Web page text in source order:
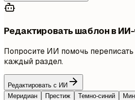
Редактировать шаблон в
Попросите ИИ помочь переписать
каждый раздел.
Редактировать с ИИ
Меридиан
Престиж Темно-синий